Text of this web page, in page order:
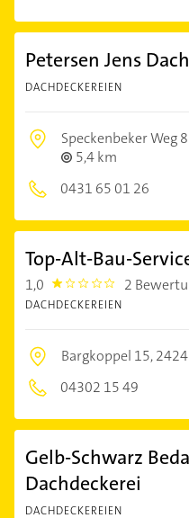
Petersen Jens
DACHDECKEREIEN
Speckenbeker Weg
5,4 km
0431 65 01 26
Top-Alt-Bau-
1,0 1.0 2
DACHDECKEREIEN
Bargkoppel 15,
04302 15 49
Gelb-Schwarz
Dachdeckerei
DACHDECKEREIEN